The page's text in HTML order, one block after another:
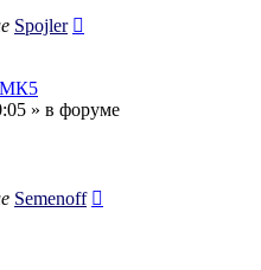
Spojler
МК5
» в форуме
Semenoff